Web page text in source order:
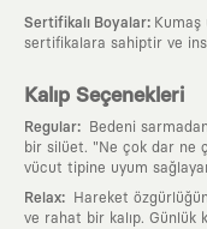
Sertifikalı Boyalar: Kumaş
sertifikalara sahiptir ve
Kalıp Seçenekleri
Regular:
Bedeni
bir silüet. "Ne çok dar ne
vücut tipine uyum
Relax:
Hareket
ve rahat bir kalıp. Günlük